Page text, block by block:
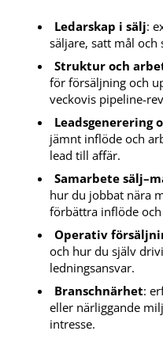
Ledarskap i sälj:
säljare, satt mål
Struktur och
för försäljning och
veckovis pipeline-
Leadsgenerering
jämnt inflöde och
lead till affär.
Samarbete
hur du jobbat nära
förbättra inflöde
Operativ
och hur du själv
ledningsansvar.
Branschnärhet:
eller närliggande
intresse.